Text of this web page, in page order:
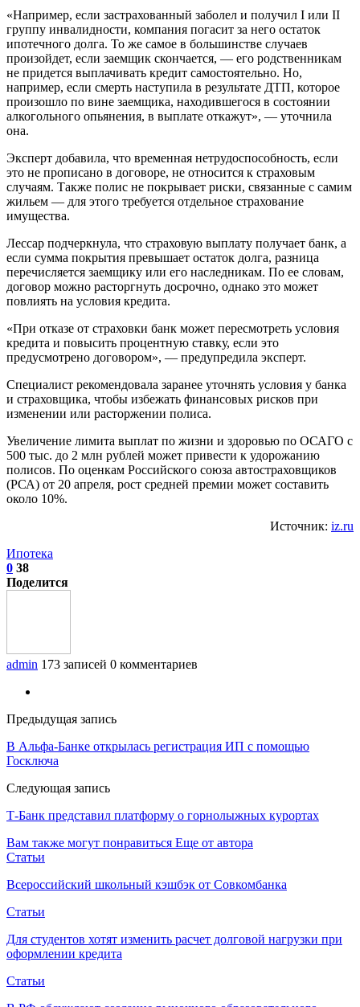
«Например, если застрахованный заболел и получил I или II
группу инвалидности, компания погасит за него остаток
ипотечного долга. То же самое в большинстве случаев
произойдет, если заемщик скончается, — его родственникам
не придется выплачивать кредит самостоятельно. Но,
например, если смерть наступила в результате ДТП, которое
произошло по вине заемщика, находившегося в состоянии
алкогольного опьянения, в выплате откажут», — уточнила
она.
Эксперт добавила, что временная нетрудоспособность, если
это не прописано в договоре, не относится к страховым
случаям. Также полис не покрывает риски, связанные с самим
жильем — для этого требуется отдельное страхование
имущества.
Лессар подчеркнула, что страховую выплату получает банк, а
если сумма покрытия превышает остаток долга, разница
перечисляется заемщику или его наследникам. По ее словам,
договор можно расторгнуть досрочно, однако это может
повлиять на условия кредита.
«При отказе от страховки банк может пересмотреть условия
кредита и повысить процентную ставку, если это
предусмотрено договором», — предупредила эксперт.
Специалист рекомендовала заранее уточнять условия у банка
и страховщика, чтобы избежать финансовых рисков при
изменении или расторжении полиса.
Увеличение лимита выплат по жизни и здоровью по ОСАГО с
500 тыс. до 2 млн рублей может привести к удорожанию
полисов. По оценкам Российского союза автостраховщиков
(РСА) от 20 апреля, рост средней премии может составить
около 10%.
Источник: iz.ru
Ипотека
0 38
Поделится
admin 173 записей 0 комментариев
Предыдущая запись
В Альфа-Банке открылась регистрация ИП с помощью
Госключа
Следующая запись
Т-Банк представил платформу о горнолыжных курортах
Вам также могут понравиться Еще от автора
Статьи
Всероссийский школьный кэшбэк от Совкомбанка
Статьи
Для студентов хотят изменить расчет долговой нагрузки при
оформлении кредита
Статьи